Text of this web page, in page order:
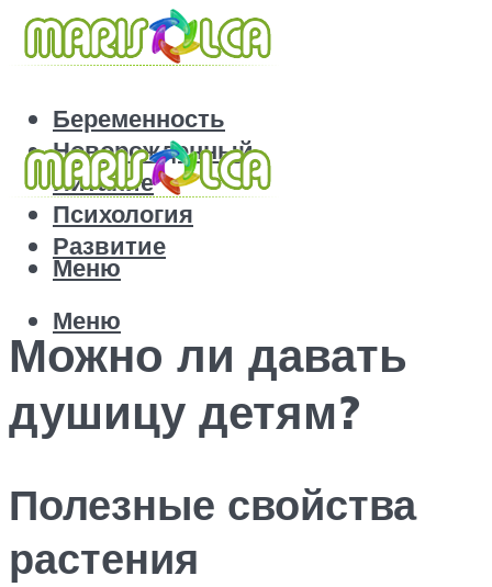
Беременность
Новорожденный
Питание
Психология
Развитие
Меню
Меню
Можно ли давать
душицу детям?
Полезные свойства
растения